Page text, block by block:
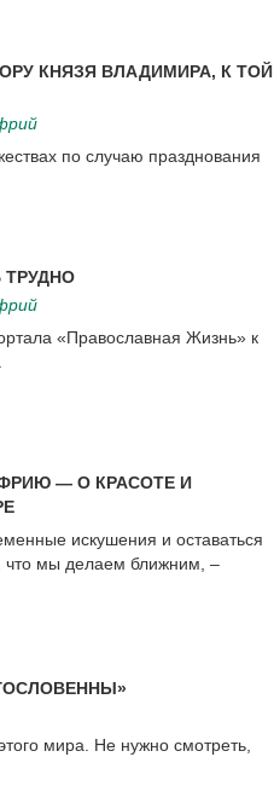
КНЯЗЯ ВЛАДИМИРА, К ТОЙ
по случаю празднования
ТРУДНО
«Православная Жизнь» к
— О КРАСОТЕ И
искушения и оставаться
что мы делаем ближним, –
мира. Не нужно смотреть,